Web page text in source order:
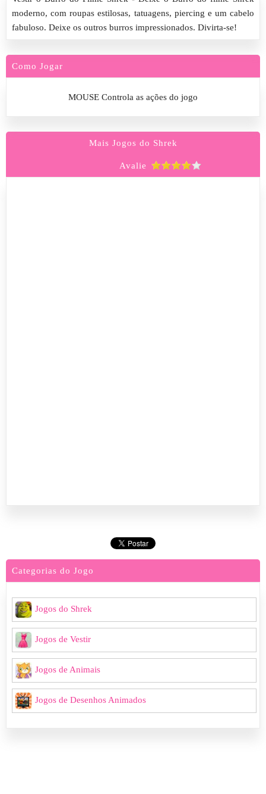
moderno, com roupas estilosas, tatuagens, piercing e um cabelo
fabuloso. Deixe os outros burros impressionados. Divirta-se!
Como Jogar
MOUSE Controla as ações do jogo
Mais Jogos do Shrek
Avalie
Categorias do Jogo
Jogos do Shrek
Jogos de Vestir
Jogos de Animais
Jogos de Desenhos Animados